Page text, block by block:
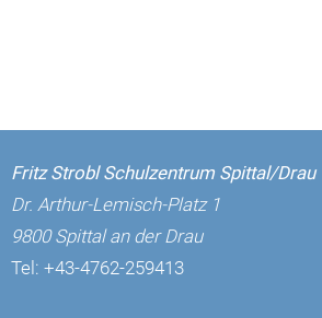
Fritz Strobl Schulzentrum Spittal/Drau
Dr. Arthur-Lemisch-Platz 1
9800 Spittal an der Drau
Tel: +43-4762-259413